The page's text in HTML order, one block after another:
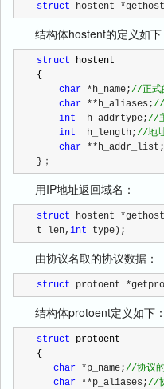
struct hostent
结构体hostent的定义如下
struct hostent
{
char *h_name;//正式
char **h_aliases;//
int
  h_addrtype;
//
int
  h_length;
//地
char **h_addr_list;
}；
用IP地址返回域名：
struct hostent
t len, int type);
由协议名取的协议数据：
struct protoent
结构体protoent定义如下：
struct protoent
{
char *p_name;//协议
char **p_aliases;//